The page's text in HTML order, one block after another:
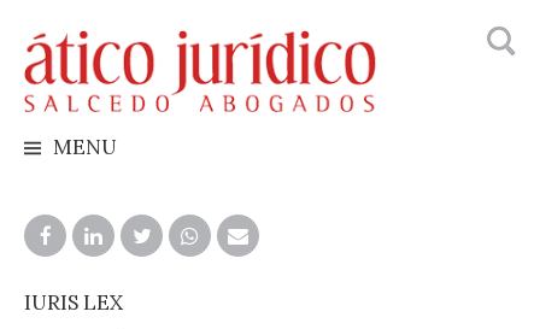
to
content
MENU
IURIS LEX